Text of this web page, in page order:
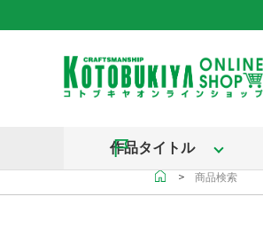
作品タイトル
＞ 商品検索